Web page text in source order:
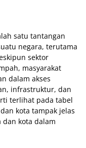
satu tantangan
negara, terutama
sektor
masyarakat
dalam akses
infrastruktur, dan
terlihat pada tabel
kota tampak jelas
dan kota dalam